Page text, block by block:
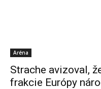
Aréna
Strache avizoval,
frakcie Európy